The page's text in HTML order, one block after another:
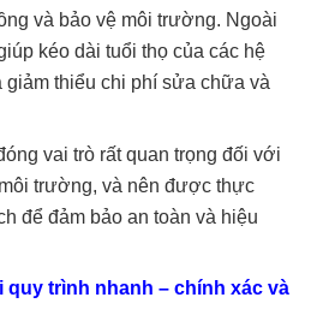
và bảo vệ môi trường. Ngoài
kéo dài tuổi thọ của các hệ
thiểu chi phí sửa chữa và
vai trò rất quan trọng đối với
trường, và nên được thực
để đảm bảo an toàn và hiệu
quy trình nhanh – chính xác và